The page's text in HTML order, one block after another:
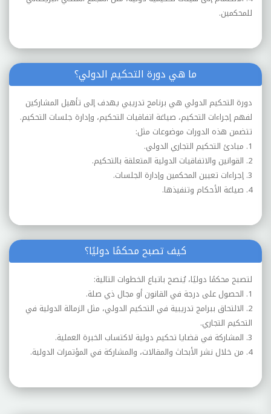
للمحكمين.
ما هي دورة التحكيم الدولي؟
دورة التحكيم الدولي هي برنامج تدريبي يهدف إلى تأهيل المشاركين
لفهم إجراءات التحكيم، صياغة اتفاقيات التحكيم، وإدارة جلسات التحكيم.
تتضمن هذه الدورات موضوعات مثل:
1. مبادئ التحكيم التجاري الدولي.
2. القوانين والاتفاقيات الدولية المتعلقة بالتحكيم.
3. إجراءات تعيين المحكمين وإدارة الجلسات.
4. صياغة الأحكام وتنفيذها.
كيف تصبح محكمًا دوليًا؟
لتصبح محكمًا دوليًا، يُنصح باتباع الخطوات التالية:
1. الحصول على درجة في القانون أو مجال ذي صلة.
2. الالتحاق ببرامج تدريبية في التحكيم الدولي، مثل الزمالة الدولية في
التحكيم التجاري.
3. المشاركة في قضايا تحكيم دولية لاكتساب الخبرة العملية.
4. من خلال نشر الأبحاث والمقالات، والمشاركة في المؤتمرات الدولية.